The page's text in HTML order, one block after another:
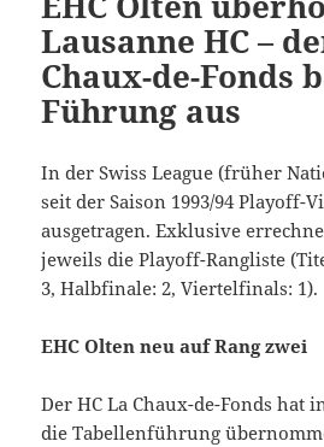
Lausanne HC –
Chaux-de-Fonds
Führung aus
In der Swiss League (früher
seit der Saison 1993/94 Playoff-
ausgetragen. Exklusive
jeweils die Playoff-Rangliste
3, Halbfinale: 2, Viertelfinals: 1).
EHC Olten neu auf Rang zwei
Der HC La Chaux-de-Fonds hat
die Tabellenführung